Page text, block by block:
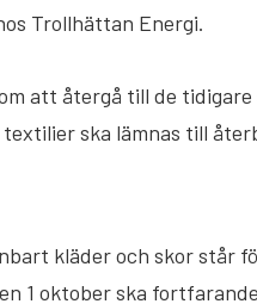
Trollhättan Energi.
att återgå till de
ska lämnas till
kläder och skor står
1 oktober ska